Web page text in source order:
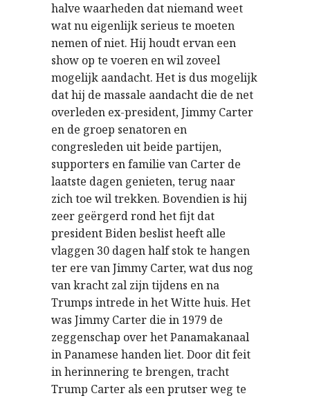
halve waarheden dat niemand weet
wat nu eigenlijk serieus te moeten
nemen of niet. Hij houdt ervan een
show op te voeren en wil zoveel
mogelijk aandacht. Het is dus mogelijk
dat hij de massale aandacht die de net
overleden ex-president, Jimmy Carter
en de groep senatoren en
congresleden uit beide partijen,
supporters en familie van Carter de
laatste dagen genieten, terug naar
zich toe wil trekken. Bovendien is hij
zeer geërgerd rond het fijt dat
president Biden beslist heeft alle
vlaggen 30 dagen half stok te hangen
ter ere van Jimmy Carter, wat dus nog
van kracht zal zijn tijdens en na
Trumps intrede in het Witte huis. Het
was Jimmy Carter die in 1979 de
zeggenschap over het Panamakanaal
in Panamese handen liet. Door dit feit
in herinnering te brengen, tracht
Trump Carter als een prutser weg te